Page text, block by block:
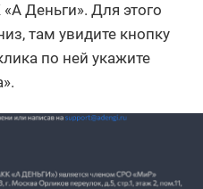
Деньги». Для этого
там увидите кнопку
по ней укажите